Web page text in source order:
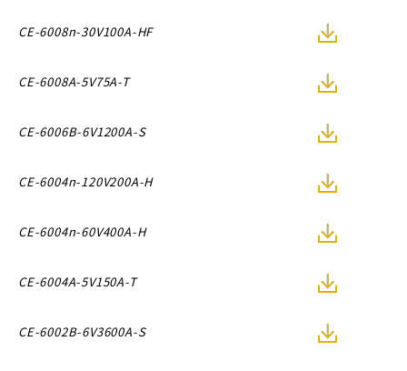
CE-6008n-30V100A-HF
CE-6008A-5V75A-T
CE-6006B-6V1200A-S
CE-6004n-120V200A-H
CE-6004n-60V400A-H
CE-6004A-5V150A-T
CE-6002B-6V3600A-S